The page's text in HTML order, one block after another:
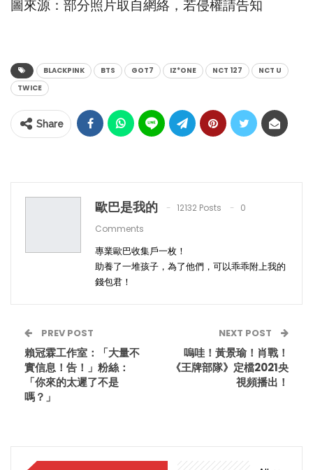
圖來源：部分照片取自網絡，若侵權請告知
BLACKPINK BTS GOT7 IZ*ONE NCT 127
NCT U
TWICE
Share
歐巴是我的 12132 Posts
0
Comments
專業歐巴收集戶一枚！
助養了一堆孩子，為了他們，可以乖乖附上我的
錢包君！
PREV POST
賴冠霖工作室：「大量不
實信息！告！」粉絲：
「你來的太遲了不是
嗎？」
NEXT POST
嗚哇！黃景瑜！肖戰！
《王牌部隊》定檔2021央
視頻播出！